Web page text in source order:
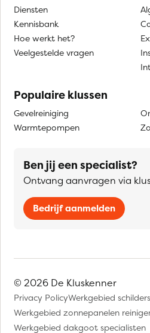
Diensten
Kennisbank
Hoe werkt het?
Veelgestelde vragen
Populaire klussen
Gevelreiniging
Warmtepompen
Ben jij een specialist?
Ontvang aanvragen via
Bedrijf aanmelden
© 2026 De Kluskenner
Privacy PolicyWerkgebied schilders
Werkgebied zonnepanelen
Werkgebied dakgoot specialisten